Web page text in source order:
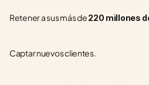
Retener a sus más de 220 millones
Captar nuevos clientes.